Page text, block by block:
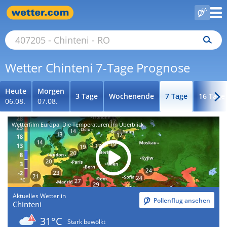
Wetter Chinteni 7-Tage Prognose
Heute
06.08.
Morgen
07.08.
3 Tage Wochenende 7 Tage 16 Tage
Wetterfilm Europa: Die Temperaturen im Überblick
Aktuelles Wetter in
Chinteni Pollenflug ansehen
31°C
Stark bewölkt